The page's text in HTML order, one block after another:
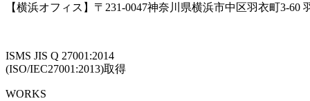
【横浜オフィス】〒231-0047神奈川県横浜市中区羽衣町3-60
ISMS JIS Q 27001:2014
(ISO/IEC27001:2013)取得
WORKS